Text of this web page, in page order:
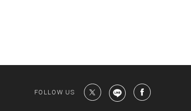
FOLLOW US